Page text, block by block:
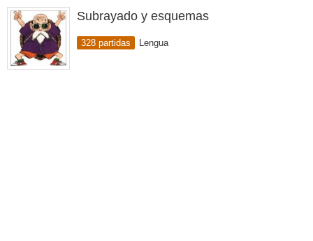
Subrayado y esquemas
328 partidas Lengua